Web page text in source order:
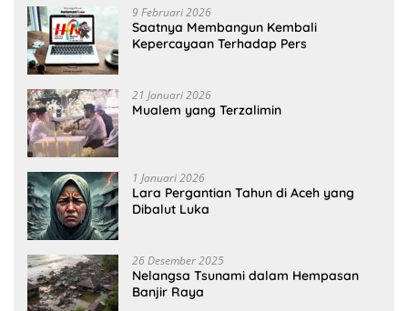
9 Februari 2026
Saatnya Membangun Kembali
Kepercayaan Terhadap Pers
21 Januari 2026
Mualem yang Terzalimin
1 Januari 2026
Lara Pergantian Tahun di Aceh yang
Dibalut Luka
26 Desember 2025
Nelangsa Tsunami dalam Hempasan
Banjir Raya